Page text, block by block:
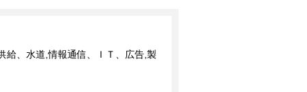
給、水道,情報通信、ＩＴ、広告,製